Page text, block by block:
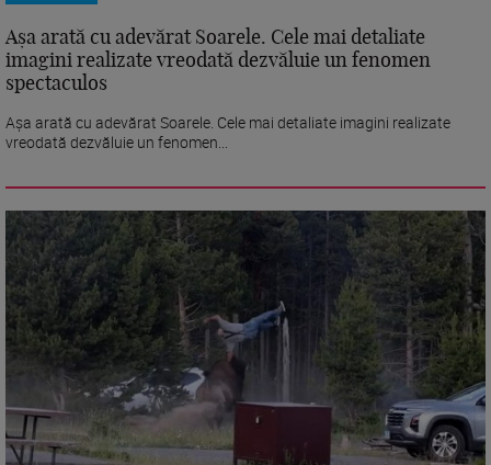
Așa arată cu adevărat Soarele. Cele mai detaliate
imagini realizate vreodată dezvăluie un fenomen
spectaculos
Așa arată cu adevărat Soarele. Cele mai detaliate imagini realizate
vreodată dezvăluie un fenomen...